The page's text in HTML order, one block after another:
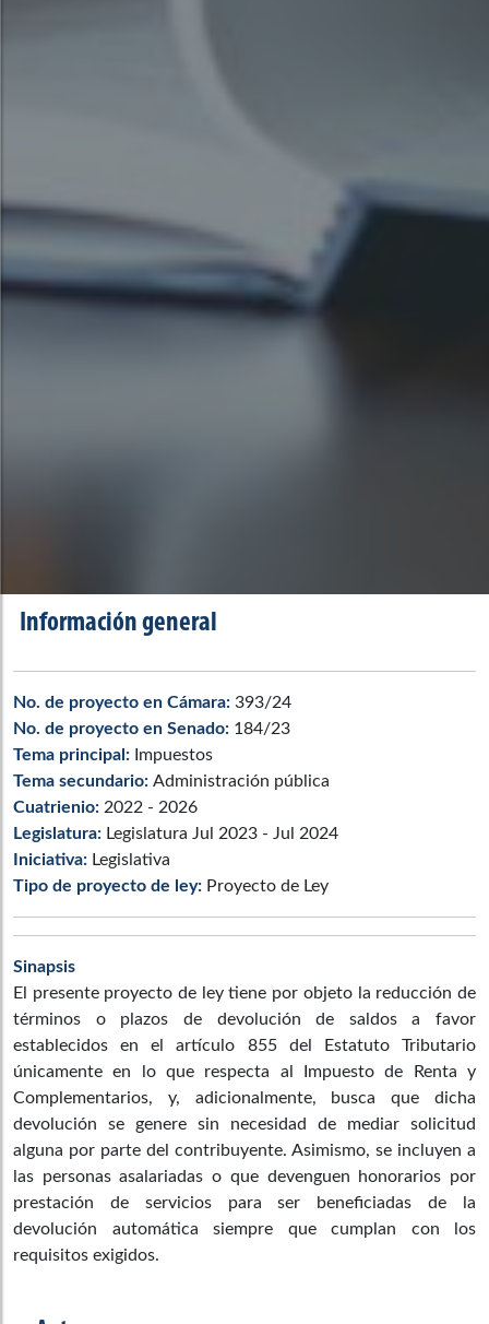
Información general
No. de proyecto en Cámara: 393/24
No. de proyecto en Senado: 184/23
Tema principal: Impuestos
Tema secundario: Administración pública
Cuatrienio: 2022 - 2026
Legislatura: Legislatura Jul 2023 - Jul 2024
Iniciativa: Legislativa
Tipo de proyecto de ley: Proyecto de Ley
Sinapsis
El presente proyecto de ley tiene por objeto la reducción de
términos o plazos de devolución de saldos a favor
establecidos en el artículo 855 del Estatuto Tributario
únicamente en lo que respecta al Impuesto de Renta y
Complementarios, y, adicionalmente, busca que dicha
devolución se genere sin necesidad de mediar solicitud
alguna por parte del contribuyente. Asimismo, se incluyen a
las personas asalariadas o que devenguen honorarios por
prestación de servicios para ser beneficiadas de la
devolución automática siempre que cumplan con los
requisitos exigidos.